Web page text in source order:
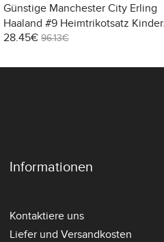
Günstige Manchester City Erling
Haaland #9 Heimtrikotsatz Kinder
2026-27 Kurzarm (+ Kurze Hosen)
28.45€ 96.13€
Informationen
Kontaktiere uns
Liefer und Versandkosten